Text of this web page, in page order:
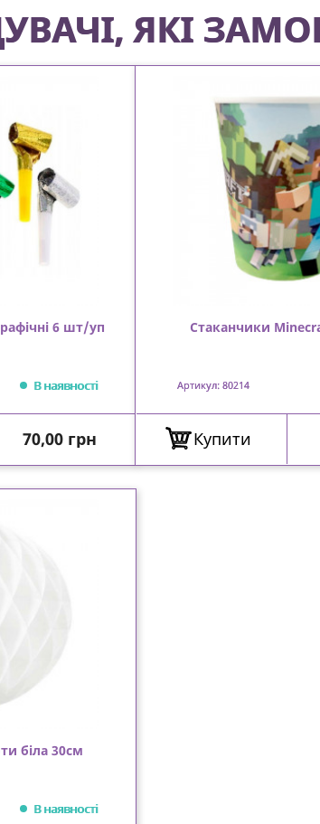
ЯКІ
6 шт/уп
В наявності
Ціна
70,00 грн
Стаканчики
Артикул: 80214
Купити
біла 30см
В наявності